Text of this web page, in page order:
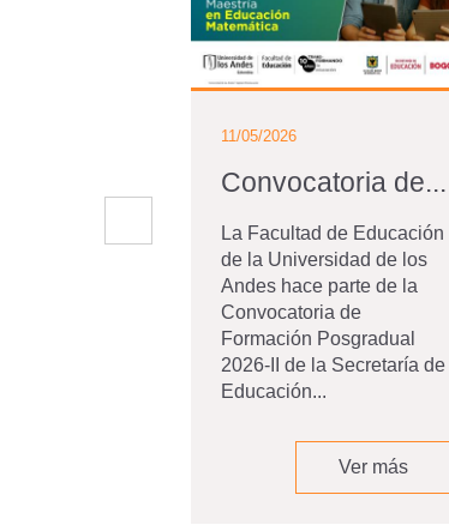
11/05/2026
Convocatoria de...
La Facultad de Educación
de la Universidad de los
Andes hace parte de la
Convocatoria de
Formación Posgradual
2026-II de la Secretaría de
Educación...
Ver más